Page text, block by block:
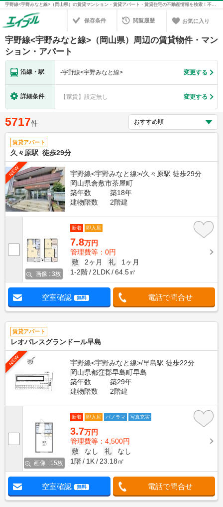
宇野線<宇野みなと線>（岡山県）の賃貸マンション・賃貸アパート・賃貸住宅の不動産情報を検索！不動産賃貸の物件探しは、お部屋探しのエイブル
保存条件 閲覧履歴 お気に入り
宇野線<宇野みなと線>（岡山県）周辺の賃貸物件・マン
ション・アパート
沿線・駅 -宇野線<宇野みなと線> 変更する
詳細条件 【家賃】設定無し 変更する
5717件
賃貸アパート
久々原駅 徒歩29分
NEW
宇野線<宇野みなと線>/久々原駅 徒歩29分
岡山県倉敷市茶屋町
築年数
築18年
建物階数
2階建
画像 : 3枚
新着 即入居
7.8万円
管理費等：0円
敷
2ヶ月 礼
1ヶ月
1-2階
2LDK 64.5㎡
空室確認 無料 電話で問合せ
賃貸アパート
レオパレスグランドール早島
NEW
宇野線<宇野みなと線>/早島駅 徒歩22分
岡山県都窪郡早島町早島
築年数
築29年
建物階数
2階建
画像 : 15枚
新着 即入居 パノラマ 写真充実
3.7万円
管理費等：4,500円
敷
なし 礼
なし
1階
1K 23.18㎡
空室確認 無料 電話で問合せ